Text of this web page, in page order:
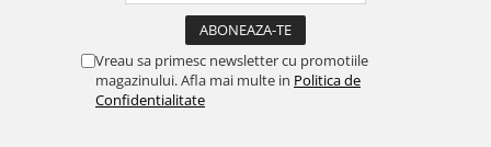
Vreau sa primesc newsletter cu promotiile
magazinului. Afla mai multe in Politica de
Confidentialitate